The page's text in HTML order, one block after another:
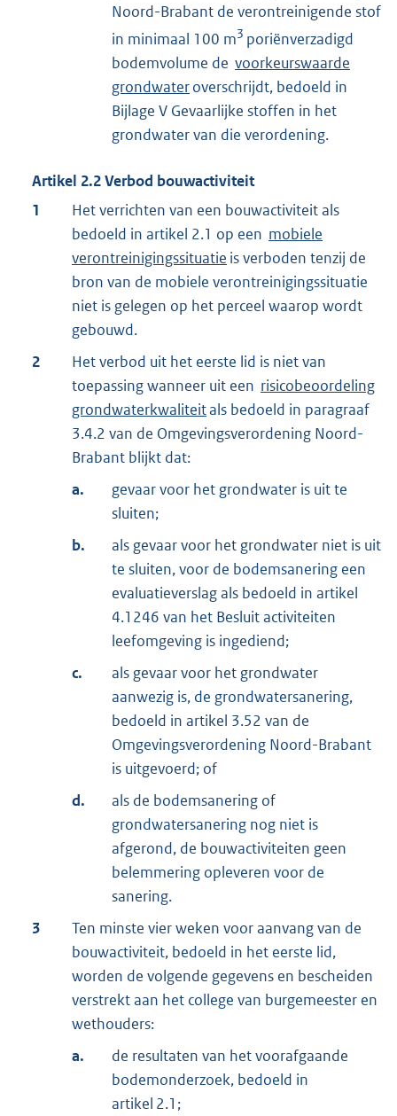
Noord-Brabant de verontreinigende stof
in minimaal 100 m3 poriënverzadigd
bodemvolume de voorkeurswaarde
grondwateroverschrijdt, bedoeld in
Bijlage V Gevaarlijke stoffen in het
grondwater van die verordening.
Artikel 2.2Verbod bouwactiviteit
1
Het verrichten van een bouwactiviteit als
bedoeld in artikel 2.1 op een mobiele
verontreinigingssituatie is verboden tenzij de
bron van de mobiele verontreinigingssituatie
niet is gelegen op het perceel waarop wordt
gebouwd.
2
Het verbod uit het eerste lid is niet van
toepassing wanneer uit een risicobeoordeling
grondwaterkwaliteitals bedoeld in paragraaf
3.4.2 van de Omgevingsverordening Noord-
Brabant blijkt dat:
a.
gevaar voor het grondwater is uit te
sluiten;
b.
als gevaar voor het grondwater niet is uit
te sluiten, voor de bodemsanering een
evaluatieverslag als bedoeld in artikel
4.1246 van het Besluit activiteiten
leefomgeving is ingediend;
c.
als gevaar voor het grondwater
aanwezig is, de grondwatersanering,
bedoeld in artikel 3.52 van de
Omgevingsverordening Noord-Brabant
is uitgevoerd; of
d.
als de bodemsanering of
grondwatersanering nog niet is
afgerond, de bouwactiviteiten geen
belemmering opleveren voor de
sanering.
3
Ten minste vier weken voor aanvang van de
bouwactiviteit, bedoeld in het eerste lid,
worden de volgende gegevens en bescheiden
verstrekt aan het college van burgemeester en
wethouders:
a.
de resultaten van het voorafgaande
bodemonderzoek, bedoeld in
artikel 2.1;